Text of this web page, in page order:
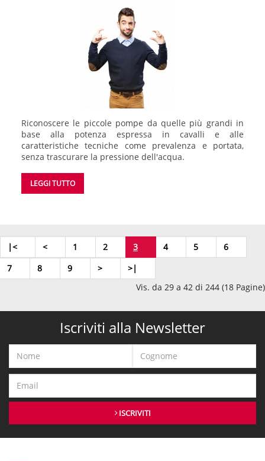
Riconoscere le piccole pompe da quelle più grandi in
base alla potenza espressa in cavalli e alle
caratteristiche tecniche come prevalenza e portata,
senza trascurare la pressione dell'acqua.
LEGGI TUTTO
|< < 1 2 3 4 5
6
7
8 9 >
>|
Vis. da 29 a 42 di 244 (18 Pagine)
Iscriviti alla Newsletter
ISCRIVITI